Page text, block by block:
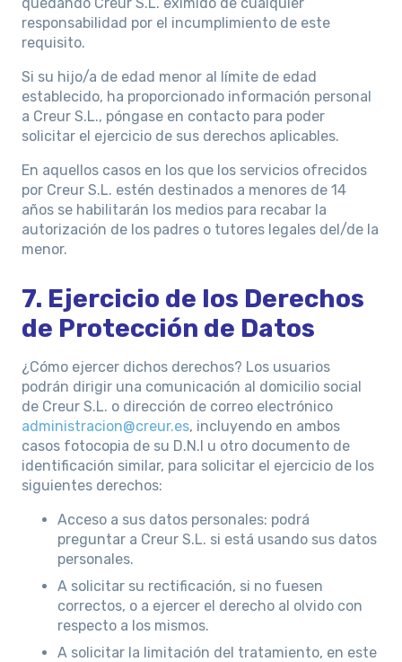
responsabilidad por el incumplimiento de este
requisito.
Si su hijo/a de edad menor al límite de edad
establecido, ha proporcionado información personal
a Creur S.L., póngase en contacto para poder
solicitar el ejercicio de sus derechos aplicables.
En aquellos casos en los que los servicios ofrecidos
por Creur S.L. estén destinados a menores de 14
años se habilitarán los medios para recabar la
autorización de los padres o tutores legales del/de la
menor.
7. Ejercicio de los Derechos
de Protección de Datos
¿Cómo ejercer dichos derechos? Los usuarios
podrán dirigir una comunicación al domicilio social
de Creur S.L. o dirección de correo electrónico
administracion@creur.es, incluyendo en ambos
casos fotocopia de su D.N.I u otro documento de
identificación similar, para solicitar el ejercicio de los
siguientes derechos:
Acceso a sus datos personales: podrá
preguntar a Creur S.L. si está usando sus datos
personales.
A solicitar su rectificación, si no fuesen
correctos, o a ejercer el derecho al olvido con
respecto a los mismos.
A solicitar la limitación del tratamiento, en este